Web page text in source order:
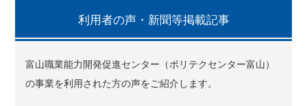
利用者の声・新聞等掲載記事
富山職業能力開発促進センター（ポリテクセンター富山）
の事業を利用された方の声をご紹介します。